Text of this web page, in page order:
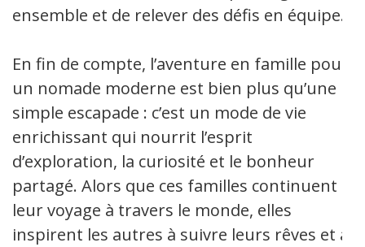
ensemble et de relever des défis en équipe.
En fin de compte, l’aventure en famille pour
un nomade moderne est bien plus qu’une
simple escapade : c’est un mode de vie
enrichissant qui nourrit l’esprit
d’exploration, la curiosité et le bonheur
partagé. Alors que ces familles continuent
leur voyage à travers le monde, elles
inspirent les autres à suivre leurs rêves et à